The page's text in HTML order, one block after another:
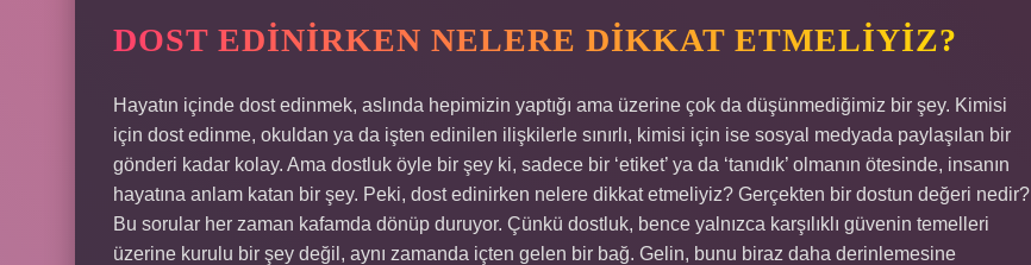
DOST EDINIRKEN NELERE DIKKAT ETMELIYIZ?
Hayatın içinde dost edinmek, aslında hepimizin yaptığı ama üzerine çok da düşünmediğimiz bir şey. Kimisi
için dost edinme, okuldan ya da işten edinilen ilişkilerle sınırlı, kimisi için ise sosyal medyada paylaşılan bir
gönderi kadar kolay. Ama dostluk öyle bir şey ki, sadece bir ‘etiket’ ya da ‘tanıdık’ olmanın ötesinde, insanın
hayatına anlam katan bir şey. Peki, dost edinirken nelere dikkat etmeliyiz? Gerçekten bir dostun değeri nedir?
Bu sorular her zaman kafamda dönüp duruyor. Çünkü dostluk, bence yalnızca karşılıklı güvenin temelleri
üzerine kurulu bir şey değil, aynı zamanda içten gelen bir bağ. Gelin, bunu biraz daha derinlemesine